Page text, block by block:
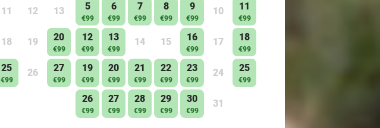
11 12 13
18 19 20
€99
25
€99
26 27
€99
5
€99
6
€99
7
€99
8
€99
9
€99
10 11
€99
12
€99
13
€99
14 15 16
€99
17 18
€99
19
€99
20
€99
21
€99
22
€99
23
€99
24 25
€99
26
€99
27
€99
28
€99
29
€99
30
€99
31